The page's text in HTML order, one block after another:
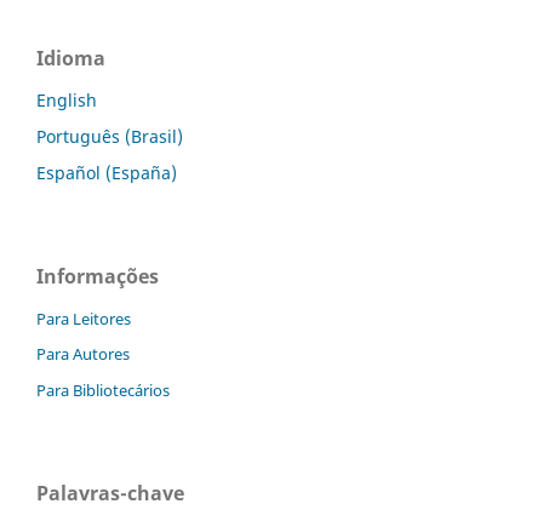
Idioma
English
Português (Brasil)
Español (España)
Informações
Para Leitores
Para Autores
Para Bibliotecários
Palavras-chave